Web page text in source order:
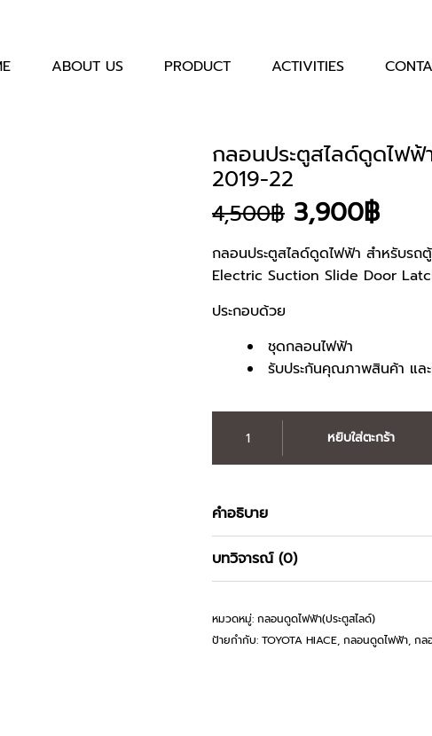
ABOUT US PRODUCT ACTIVITIES
กลอนประตูสไลด์ดูดไฟฟ้
2019-22
4,500฿ Original
price
was:
4,500฿.
3,900฿
price
is:
กลอนประตูสไลด์ดูดไฟฟ้า สำหรับรถ
Electric Suction Slide Door
ประกอบด้วย
ชุดกลอนไฟฟ้า
รับประกันคุณภาพสินค้า แล
ไฟฟ้า
สำหรับ
รถ
HIACE
2019-
หยิบใส่ตะกร้า
คำอธิบาย
บทวิจารณ์ (0)
หมวดหมู่: กลอนดูดไฟฟ้า(ประตูสไลด์)
ป้ายกำกับ: TOYOTA HIACE, กลอนดูดไฟฟ้า, กล